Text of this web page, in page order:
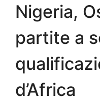
Nigeria,
partite a
d’Africa